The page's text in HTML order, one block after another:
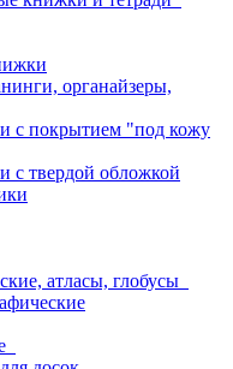
органайзеры,
с покрытием "под кожу
с твердой обложкой
атласы, глобусы